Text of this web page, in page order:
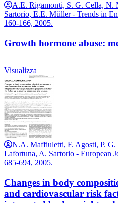
A.E. Rigamonti, S. G. Cella,
Sartorio, E.E. Müller - Trends in
160-166, 2005.
Growth hormone abuse:
Visualizza
N.A. Maffiuletti, F. Agosti, P.
Lafortuna, A. Sartorio - European
685-694, 2005.
Changes in body
and cardiovascular risk